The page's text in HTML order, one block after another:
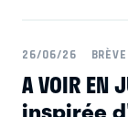
26/06/26
A VOIR